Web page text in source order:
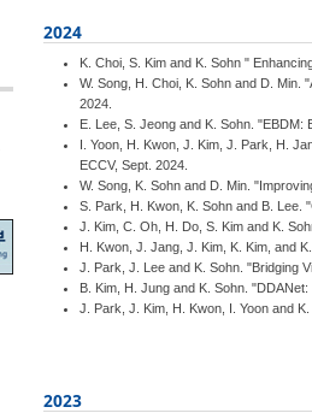
2024
K. Choi, S. Kim and K. Sohn "
W. Song, H. Choi, K. Sohn and D. Min.
2024.
E. Lee, S. Jeong and K. Sohn.
I. Yoon, H. Kwon, J. Kim, J. Park, H.
ECCV, Sept. 2024.
W. Song, K. Sohn and D. Min.
S. Park, H. Kwon, K. Sohn and B. Lee.
J. Kim, C. Oh, H. Do, S. Kim and K.
H. Kwon, J. Jang, J. Kim, K. Kim, and
J. Park, J. Lee and K. Sohn. "Bridging
B. Kim, H. Jung and K. Sohn.
J. Park, J. Kim, H. Kwon, I. Yoon and
2023